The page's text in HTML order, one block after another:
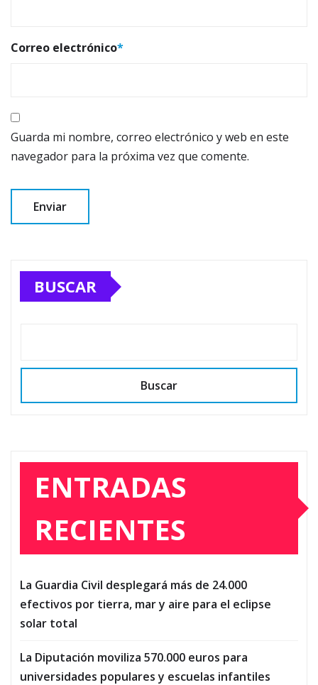
Correo electrónico*
Guarda mi nombre, correo electrónico y web en este
navegador para la próxima vez que comente.
BUSCAR
Buscar
ENTRADAS
RECIENTES
La Guardia Civil desplegará más de 24.000
efectivos por tierra, mar y aire para el eclipse
solar total
La Diputación moviliza 570.000 euros para
universidades populares y escuelas infantiles